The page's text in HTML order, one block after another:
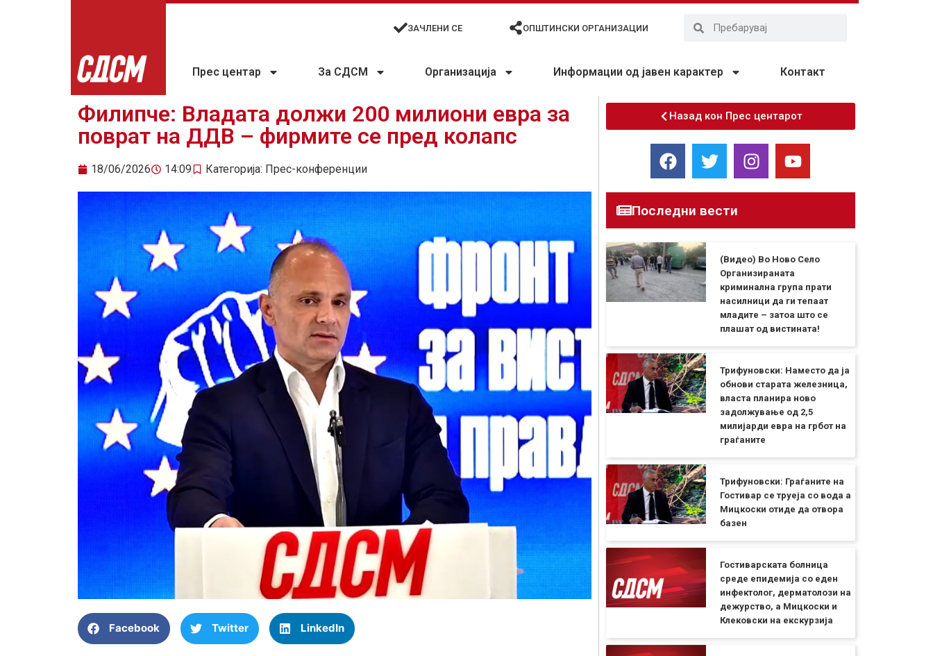
ЗАЧЛЕНИ СЕ ОПШТИНСКИ ОРГАНИЗАЦИИ
Прес центар За СДСМ Организација Информации од јавен карактер Контакт
Филипче: Владата должи 200 милиони евра за
поврат на ДДВ – фирмите се пред колапс
18/06/2026 14:09 Категорија: Прес-конференции
Facebook Twitter LinkedIn
Назад кон Прес центарот
Последни вести
(Видео) Во Ново Село
Организираната
криминална група прати
насилници да ги тепаат
младите – затоа што се
плашат од вистината!
Трифуновски: Наместо да ја
обнови старата железница,
власта планира ново
задолжување од 2,5
милијарди евра на грбот на
граѓаните
Трифуновски: Граѓаните на
Гостивар се труеја со вода а
Мицкоски отиде да отвора
базен
Гостиварската болница
среде епидемија со еден
инфектолог, дерматолози на
дежурство, а Мицкоски и
Клековски на екскурзија